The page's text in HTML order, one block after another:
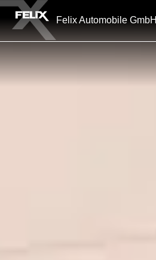
Felix Automobile GmbH